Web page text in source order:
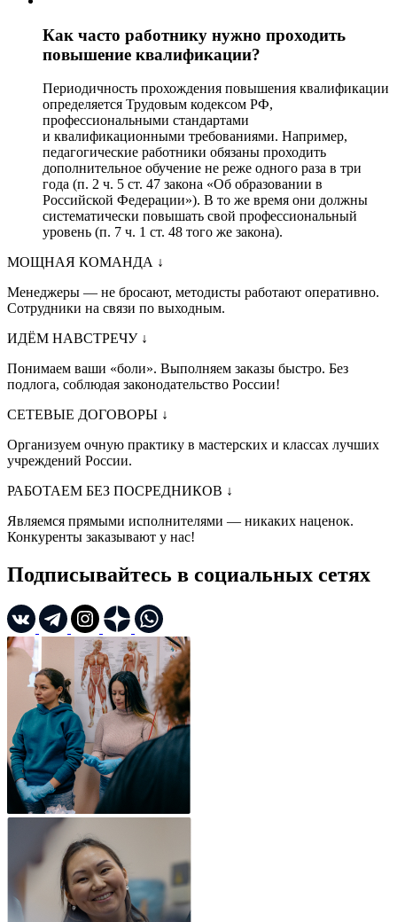
Как часто работнику нужно проходить
повышение квалификации?
Периодичность прохождения повышения квалификации
определяется Трудовым кодексом РФ,
профессиональными стандартами
и квалификационными требованиями. Например,
педагогические работники обязаны проходить
дополнительное обучение не реже одного раза в три
года (п. 2 ч. 5 ст. 47 закона «Об образовании в
Российской Федерации»). В то же время они должны
систематически повышать свой профессиональный
уровень (п. 7 ч. 1 ст. 48 того же закона).
МОЩНАЯ КОМАНДА ↓
Менеджеры — не бросают, методисты работают оперативно.
Сотрудники на связи по выходным.
ИДЁМ НАВСТРЕЧУ ↓
Понимаем ваши «боли». Выполняем заказы быстро. Без
подлога, соблюдая законодательство России!
СЕТЕВЫЕ ДОГОВОРЫ ↓
Организуем очную практику в мастерских и классах лучших
учреждений России.
РАБОТАЕМ БЕЗ ПОСРЕДНИКОВ ↓
Являемся прямыми исполнителями — никаких наценок.
Конкуренты заказывают у нас!
Подписывайтесь в социальных сетях